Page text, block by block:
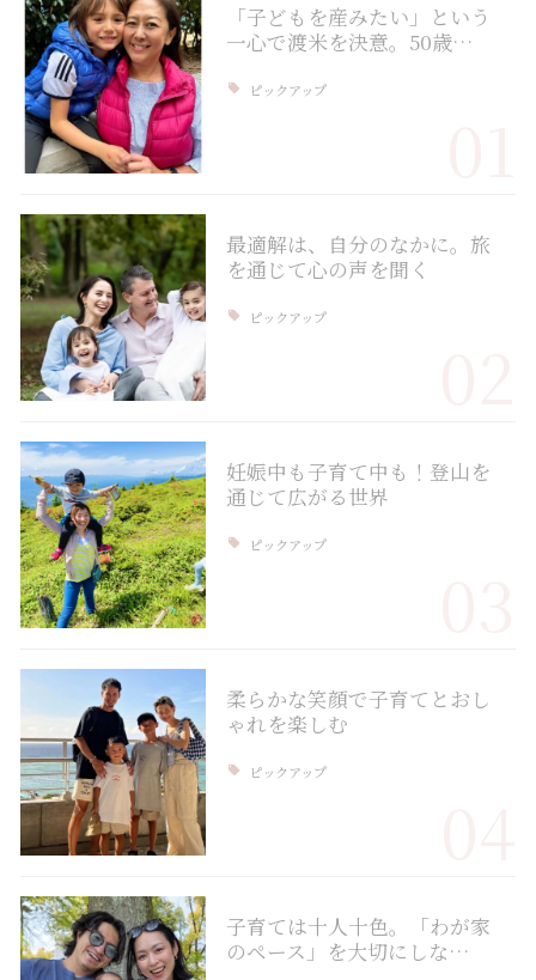
「子どもを産みたい」という
一心で渡米を決意。50歳…
ピックアップ
最適解は、自分のなかに。旅
を通じて心の声を聞く
ピックアップ
妊娠中も子育て中も！登山を
通じて広がる世界
ピックアップ
柔らかな笑顔で子育てとおし
ゃれを楽しむ
ピックアップ
子育ては十人十色。「わが家
のペース」を大切にしな…